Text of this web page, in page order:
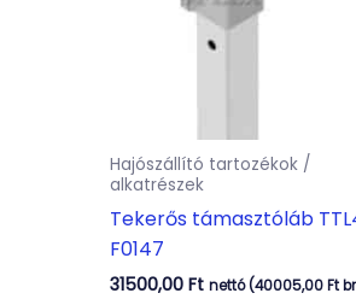
Hajószállító tartozékok /
alkatrészek
Tekerős támasztóláb
F0147
31500,00Ft nettó (40005,00 Ft